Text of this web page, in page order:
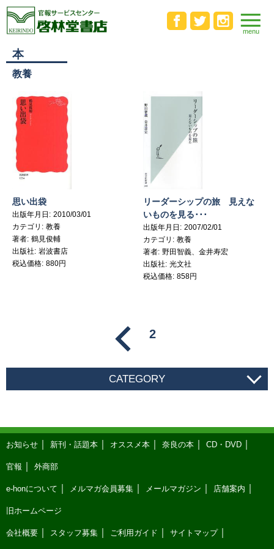
本
教養
思い出袋
出版年月日
2010/03/01
カテゴリ
教養
著者 鶴見俊輔
出版社
岩波書店
税込価格 880円
リーダーシップの旅 見えな
いものを見る･･･
出版年月日
2007/02/01
カテゴリ
教養
著者 野田智義、金井寿宏
出版社
光文社
税込価格 858円
2
CATEGORY
お知らせ 新刊・話題本 オススメ本 奈良の本 CD・DVD
官報 外商部
e-honについて メルマガ会員募集 メールマガジン 店舗案内
旧ホームページ
会社概要 スタッフ募集 ご利用ガイド サイトマップ